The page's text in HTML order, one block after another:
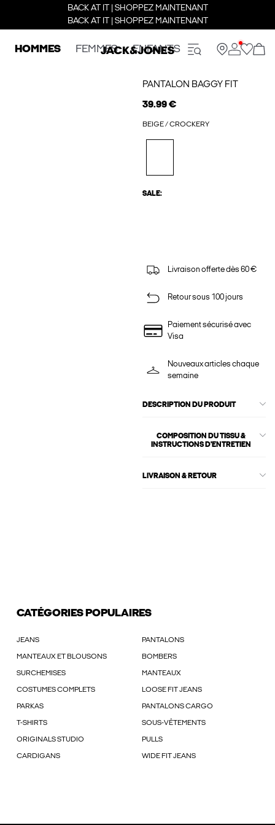
BACK AT IT | SHOPPEZ MAINTENANT
BACK AT IT | SHOPPEZ MAINTENANT
HOMMES FEMMES ENFANTS
PANTALON BAGGY FIT
39.99 €
BEIGE / CROCKERY
SALE:
Livraison offerte dès 60 €
Retour sous 100 jours
Paiement sécurisé avec
Visa
Nouveaux articles chaque
semaine
DESCRIPTION DU PRODUIT
COMPOSITION DU TISSU &
INSTRUCTIONS D'ENTRETIEN
LIVRAISON & RETOUR
CATÉGORIES POPULAIRES
JEANS PANTALONS
MANTEAUX ET BLOUSONS BOMBERS
SURCHEMISES MANTEAUX
COSTUMES COMPLETS LOOSE FIT JEANS
PARKAS PANTALONS CARGO
T-SHIRTS SOUS-VÊTEMENTS
ORIGINALS STUDIO PULLS
CARDIGANS WIDE FIT JEANS